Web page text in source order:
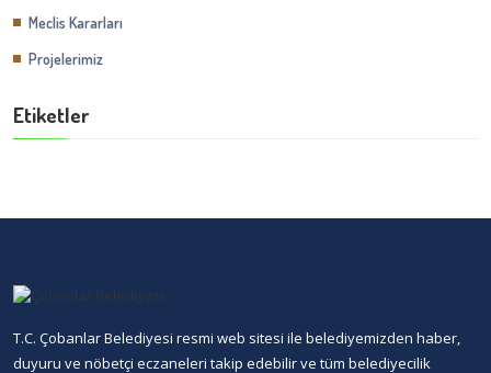
Meclis Kararları
Projelerimiz
Etiketler
T.C. Çobanlar Belediyesi resmi web sitesi ile belediyemizden haber,
duyuru ve nöbetçi eczaneleri takip edebilir ve tüm belediyecilik